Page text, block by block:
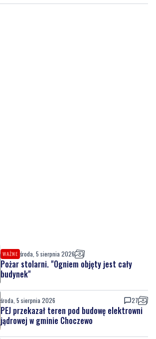
WAŻNE środa, 5 sierpnia 2026
Pożar stolarni. "Ogniem objęty jest cały
budynek"
środa, 5 sierpnia 2026 27
PEJ przekazał teren pod budowę elektrowni
jądrowej w gminie Choczewo